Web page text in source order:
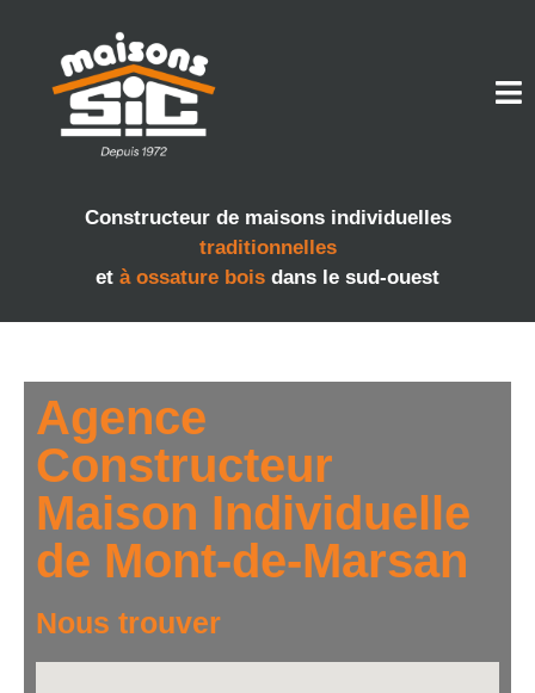
Constructeur de maisons individuelles
traditionnelles
et à ossature bois dans le sud-ouest
Agence
Constructeur
Maison Individuelle
de Mont-de-Marsan
Nous trouver